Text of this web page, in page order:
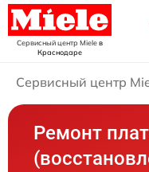
Сервисный центр Mieleв
Краснодаре
Сервисный центр
Ремонт